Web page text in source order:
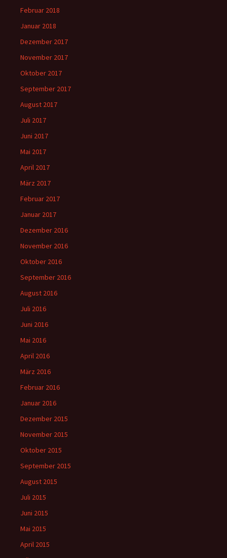
Februar 2018
Januar 2018
Dezember 2017
November 2017
Oktober 2017
September 2017
August 2017
Juli 2017
Juni 2017
Mai 2017
April 2017
März 2017
Februar 2017
Januar 2017
Dezember 2016
November 2016
Oktober 2016
September 2016
August 2016
Juli 2016
Juni 2016
Mai 2016
April 2016
März 2016
Februar 2016
Januar 2016
Dezember 2015
November 2015
Oktober 2015
September 2015
August 2015
Juli 2015
Juni 2015
Mai 2015
April 2015